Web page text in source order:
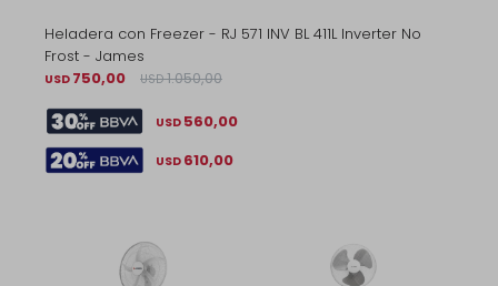
Heladera con Freezer - RJ 571 INV BL 411L Inverter No
Frost - James
USD 750,00 USD 1.050,00
USD 560,00
USD 610,00